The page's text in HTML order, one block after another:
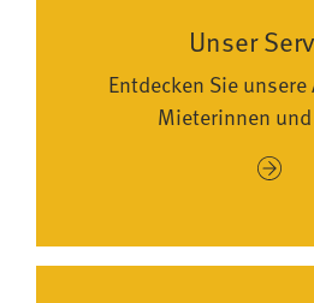
Unser
Entdecken Sie
Mieterinnen